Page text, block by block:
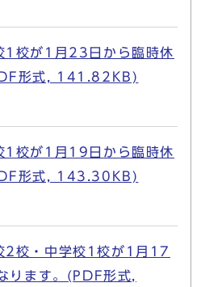
1校が1月23日から臨時休
形式, 141.82KB)
1校が1月19日から臨時休
形式, 143.30KB)
2校・中学校1校が1月17
ります。(PDF形式,